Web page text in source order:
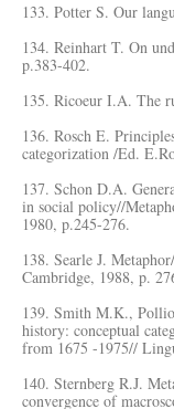
133. Potter S. Our
134. Reinhart T. On
p.383-402.
135. Ricoeur I.A. The
136. Rosch E.
categorization /Ed.
137. Schon D.A.
in social policy//
1980, p.245-276.
138. Searle J.
Cambridge, 1988, p.
139. Smith M.K.,
history: conceptual
from 1675 -1975//
140. Sternberg R.J.
convergence of